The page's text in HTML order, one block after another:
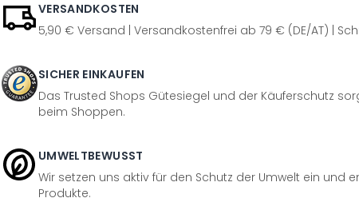
VERSANDKOSTEN
5,90 € Versand | Versandkostenfrei ab 79 € (DE/AT) |
SICHER EINKAUFEN
Das Trusted Shops Gütesiegel und der Käuferschutz
beim Shoppen.
UMWELTBEWUSST
Wir setzen uns aktiv für den Schutz der Umwelt ein und
Produkte.